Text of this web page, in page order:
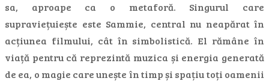
sa, aproape ca o metaforă. Singurul care
supraviețuiește este Sammie, central nu neapărat în
acțiunea filmului, cât în simbolistică. El rămâne în
viață pentru că reprezintă muzica și energia generată
de ea, o magie care unește în timp și spațiu toți oamenii